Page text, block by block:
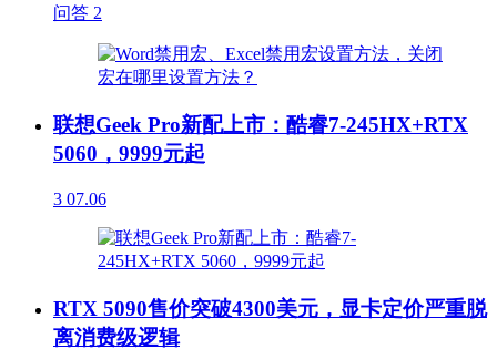
问答 2
联想Geek Pro新配上市：酷睿7-245HX+RTX
5060，9999元起
3 07.06
RTX 5090售价突破4300美元，显卡定价严重脱
离消费级逻辑